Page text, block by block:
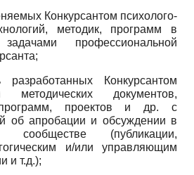
Конкурсантом психолого-
методик, программ в
профессиональной
Конкурсантом
методических документов,
программ, проектов и др. с
об апробации и обсуждении в
сообществе (публикации,
и/или управляющим
и т.д.);